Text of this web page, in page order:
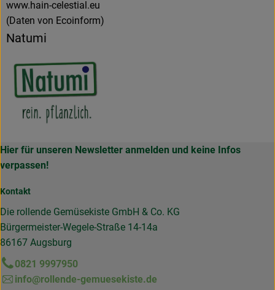
www.hain-celestial.eu
(Daten von Ecoinform)
Natumi
Hier für unseren Newsletter anmelden und keine Infos
verpassen!
Kontakt
Die rollende Gemüsekiste GmbH & Co. KG
Bürgermeister-Wegele-Straße 14-14a
86167 Augsburg
0821 9997950
info@rollende-gemuesekiste.de